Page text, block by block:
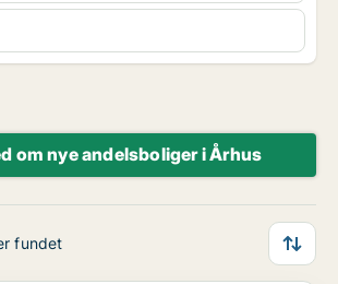
om nye andelsboliger i Århus
fundet